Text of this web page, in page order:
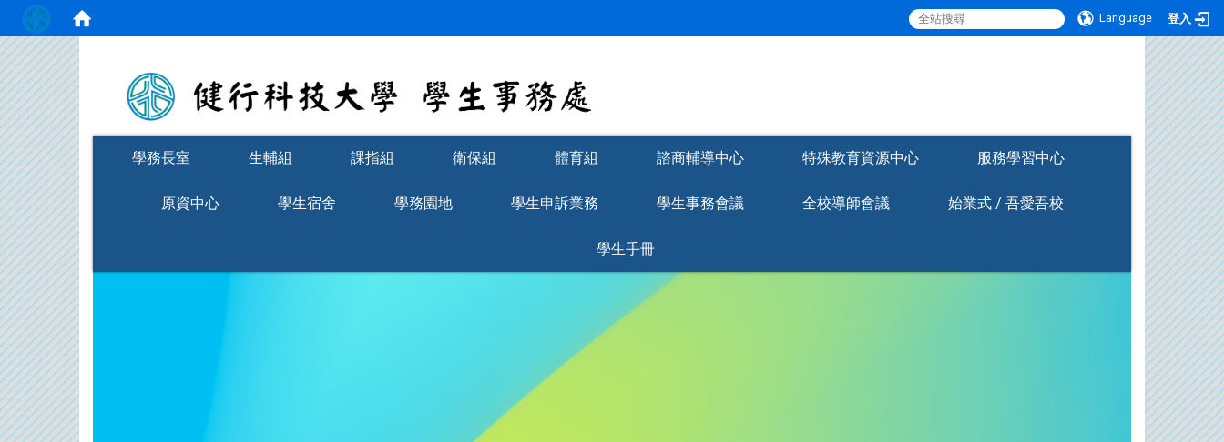
Language 登入
學務長室 生輔組 課指組 衛保組 體育組 諮商輔導中心 特殊教育資源中心 服務學習中心
原資中心 學生宿舍 學務園地 學生申訴業務 學生事務會議 全校導師會議 始業式 / 吾愛吾校
學生手冊